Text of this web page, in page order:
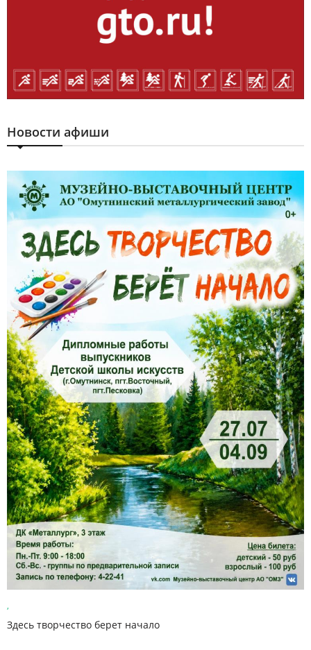
Новости афиши
,
Здесь творчество берет начало